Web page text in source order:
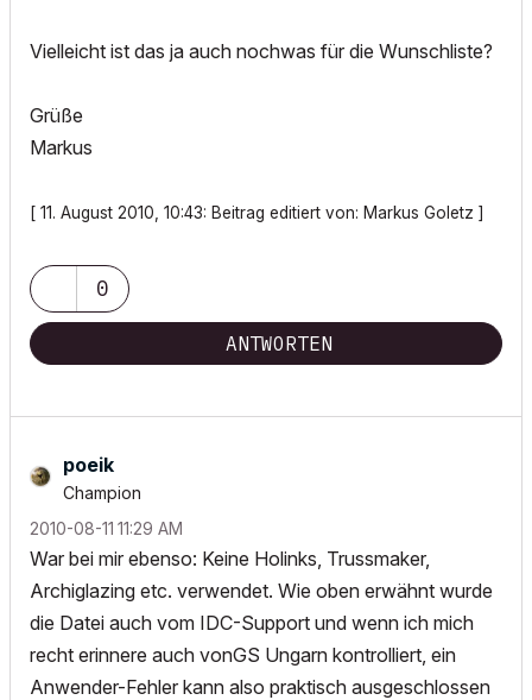
Vielleicht ist das ja auch nochwas für die Wunschliste?
Grüße
Markus
[ 11. August 2010, 10:43: Beitrag editiert von: Markus Goletz ]
0
ANTWORTEN
poeik
Champion
‎2010-08-11 11:29 AM
War bei mir ebenso: Keine Holinks, Trussmaker,
Archiglazing etc. verwendet. Wie oben erwähnt wurde
die Datei auch vom IDC-Support und wenn ich mich
recht erinnere auch vonGS Ungarn kontrolliert, ein
Anwender-Fehler kann also praktisch ausgeschlossen